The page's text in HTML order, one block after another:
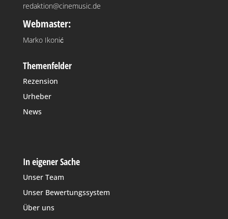
redaktion@cinemusic.de
Webmaster:
Marko Ikonić
Themenfelder
Rezension
Urheber
News
In eigener Sache
Unser Team
Unser Bewertungssystem
Über uns